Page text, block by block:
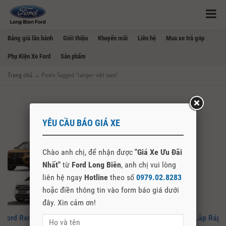
Bảng giá lăn bánh Giới thiệu Khuyến mãi Liên hệ Mua xe trả góp
Phụ Kiện Xe Ford Sản phẩm
Trang chủ → Posts Tagged "ranger việt nam"
Ford Ranger Lắp Ráp Tại Việt Nam. Cận Cảnh Dây Chuyền Lắp Ráp
YÊU CẦU BÁO GIÁ XE
Chào anh chị, để nhận được "Giá Xe Ưu Đãi
Nhất" từ Ford Long Biên, anh chị vui lòng
liên hệ ngay Hotline theo số 0979.02.8283
hoặc điền thông tin vào form báo giá dưới
đây. Xin cảm ơn!